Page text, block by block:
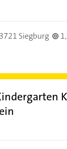
Siegburg